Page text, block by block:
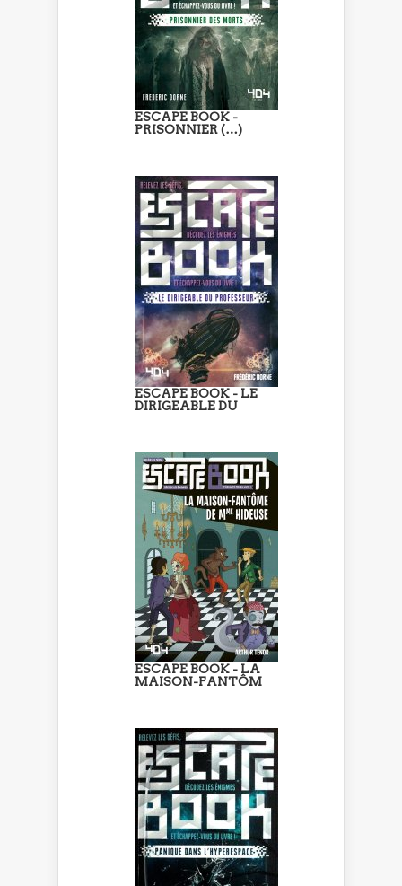
ESCAPE BOOK -
PRISONNIER (…)
ESCAPE BOOK - LE
DIRIGEABLE DU
ESCAPE BOOK - LA
MAISON-FANTÔM